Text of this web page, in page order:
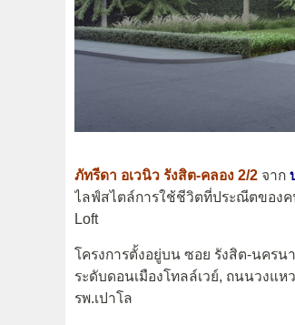
ภัทรีดา อเวนิว รังสิต-คลอง 2/2 จาก
ไลฟ์สไตล์การใช้ชีวิตที่ประณีตของค
Loft
โครงการตั้งอยู่บน ซอย รังสิต-นครน
ระดับดอนเมืองโทลล์เวย์, ถนนวงแ
รพ.เปาโล